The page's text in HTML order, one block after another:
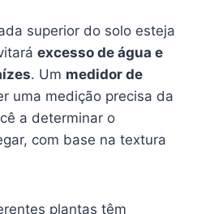
superior do solo esteja
excesso de água e
. Um medidor de
uma medição precisa da
a determinar o
com base na textura
plantas têm